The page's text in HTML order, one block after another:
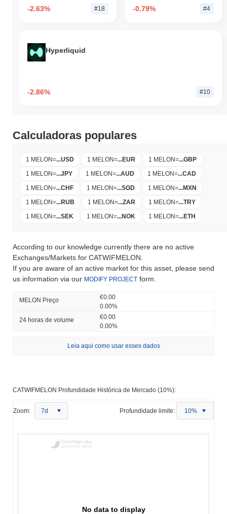
-2.63% #18 -0.79% #4
Hyperliquid
-2.86% #10
Calculadoras populares
1 MELON=...USD 1 MELON=...EUR 1 MELON=...GBP
1 MELON=...JPY 1 MELON=...AUD 1 MELON=...CAD
1 MELON=...CHF 1 MELON=...SGD 1 MELON=...MXN
1 MELON=...RUB 1 MELON=...ZAR 1 MELON=...TRY
1 MELON=...SEK 1 MELON=...NOK 1 MELON=...ETH
According to our knowledge currently there are no active
Exchanges/Markets for CATWIFMELON.
If you are aware of an active market for this asset, please send
us information via our MODIFY PROJECT form.
MELON Preço
€0.00
0.00%
24 horas de volume
€0.00
0.00%
Leia aqui como usar esses dados
CATWIFMELON Profundidade Histórica de Mercado (10%):
Zoom: 7d Profundidade limite: 10%
No data to display